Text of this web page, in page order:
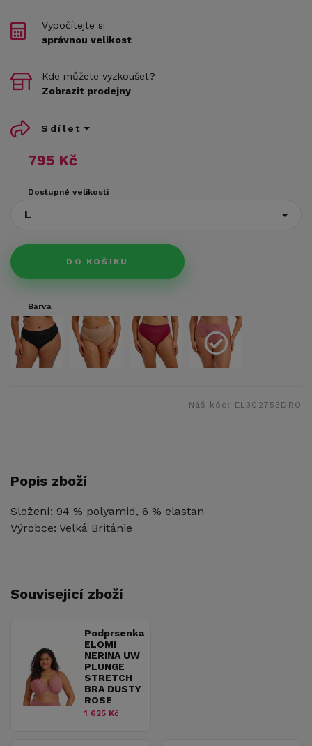
795 Kč
Dostupné velikosti
L
DO KOŠÍKU
Vypočítejte si
správnou velikost
Kde můžete vyzkoušet?
Zobrazit prodejny
Sdílet
Barva
Náš kód: EL302753DRO
Popis zboží
Složení: 94 % polyamid, 6 % elastan
Výrobce: Velká Británie
Související zboží
Podprsenka
ELOMI
NERINA UW
PLUNGE
STRETCH
BRA DUSTY
ROSE
1 625 Kč